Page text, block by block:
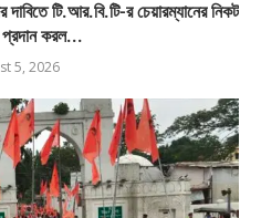
টি.আর.বি.টি-র চেয়ারম্যানের নিকট
করল...
5, 2026